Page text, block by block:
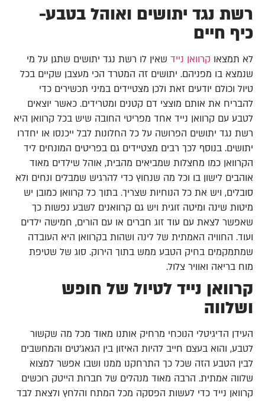
רשת נגד יתושים ואוהל בטבע-
כיף חיים
לא תמצאו קרוואן נייד שאין לו רשת נגד יתושים שתגן על מי
שנמצא בו מפניהם. יתושים זה המטרד הכי מעצבן שקיים בכל
טיול וכולם יודעים זאת ולכן מצטיידים במיני תכשירים כדי
להבריח את אותם מוצצי דם קטנים ומטרידים. כאשר יוצאים
לטבע עם קרוואן נייד אחד מפריטי החובה שיש בכל קרוואן היא
רשת נגד יתושים הפרושה על כל החלונות לבל ייכנסו או יחדרו
יתושים. בנוסף לכך רבים מצטיידים גם בפריטים המונחים ליד
הקרוואן כמו מחצלות שמביאים מהבית, אוהל שילדים מאוד
אוהבים לישון בו וכל מה שנחוץ כדי להרגיש שמבלים ונחים ולא
סובלים, ויש את כל הנוחיות שצריך. בתוך כל קרוואן כמובן יש
מיטות שינה ומיטה זוגית ויש גם קרוואנים לשבע נפשות כך
שאפשר לצאת עם עוד זוג חברים או עם הורים, חמישה ילדים
ועוד. החוויה האמתית של לינה ושהות בקרוואן היא העובדה
שמתמקמים בחיק הטבע ממש בתוך הירוק. סוג של שטיפת
מוח בריאה ואוויר צלול.
קרוואן נייד לטיול של חופש
ושלווה
העידן הדיגיטלי הנוכחי מרחיק אותנו מאוד מכל מה שקשור
לטבע, והוא בעצם חייב להיות האיזון בין הגאג'טים והמחשבים
לבין הטבע הזה שכל כך התרחקנו ממנו ושבו אפשר למצוא
שלווה אמתית. הרבה מאוד מנהלים של חברות הייטק רוכשים
קרוואן נייד כדי לעשות הפסקה מכל המתח והלחץ ולצאת לבד